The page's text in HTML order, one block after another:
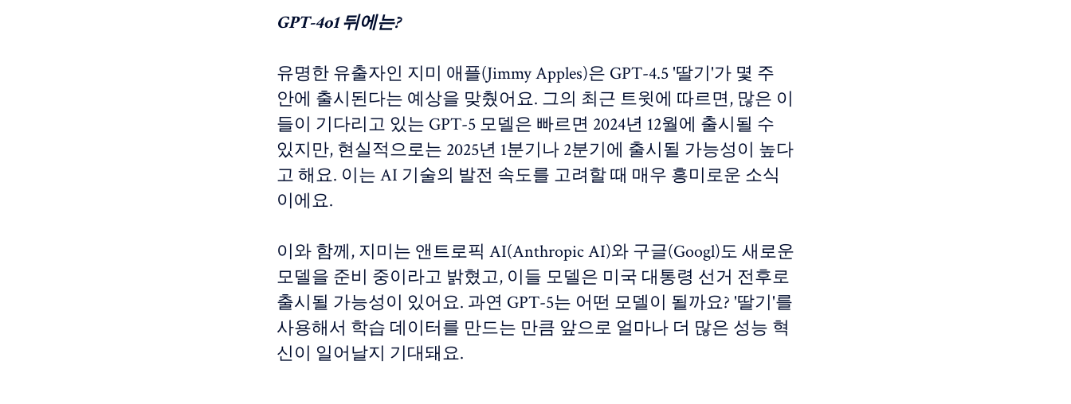
GPT-4o1 뒤에는?
유명한 유출자인 지미 애플(Jimmy Apples)은 GPT-4.5 '딸기'가 몇 주
안에 출시된다는 예상을 맞췄어요. 그의 최근 트윗에 따르면, 많은 이
들이 기다리고 있는 GPT-5 모델은 빠르면 2024년 12월에 출시될 수
있지만, 현실적으로는 2025년 1분기나 2분기에 출시될 가능성이 높다
고 해요. 이는 AI 기술의 발전 속도를 고려할 때 매우 흥미로운 소식
이에요.
이와 함께, 지미는 앤트로픽 AI(Anthropic AI)와 구글(Googl)도 새로운
모델을 준비 중이라고 밝혔고, 이들 모델은 미국 대통령 선거 전후로
출시될 가능성이 있어요. 과연 GPT-5는 어떤 모델이 될까요? '딸기'를
사용해서 학습 데이터를 만드는 만큼 앞으로 얼마나 더 많은 성능 혁
신이 일어날지 기대돼요.